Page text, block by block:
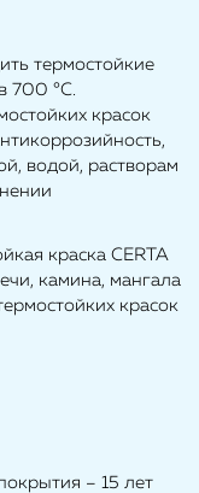
термостойкие
700 °С.
красок
водой, растворам
краска CERTA
камина, мангала
красок
– 15 лет